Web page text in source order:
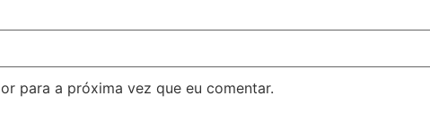
para a próxima vez que eu comentar.